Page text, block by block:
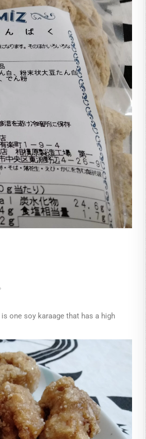
one soy karaage that has a high